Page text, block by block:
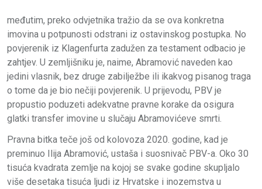
međutim, preko odvjetnika tražio da se ova konkretna
imovina u potpunosti odstrani iz ostavinskog postupka. No
povjerenik iz Klagenfurta zadužen za testament odbacio je
zahtjev. U zemljišniku je, naime, Abramović naveden kao
jedini vlasnik, bez druge zabilježbe ili ikakvog pisanog traga
o tome da je bio nečiji povjerenik. U prijevodu, PBV je
propustio poduzeti adekvatne pravne korake da osigura
glatki transfer imovine u slučaju Abramovićeve smrti.
Pravna bitka teče još od kolovoza 2020. godine, kad je
preminuo Ilija Abramović, ustaša i suosnivač PBV-a. Oko 30
tisuća kvadrata zemlje na kojoj se svake godine skupljalo
više desetaka tisuća ljudi iz Hrvatske i inozemstva u